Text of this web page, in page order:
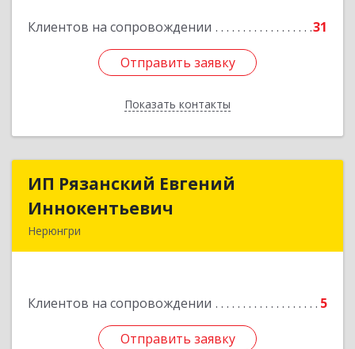
Клиентов на сопровождении 31
Отправить заявку
Показать контакты
Отправить заявку
Назад
ИП Рязанский Евгений
Иннокентьевич
Нерюнгри
Клиентов на сопровождении 5
Отправить заявку
ИП Рязанский Евгений
Подробнее
Отправить заявку